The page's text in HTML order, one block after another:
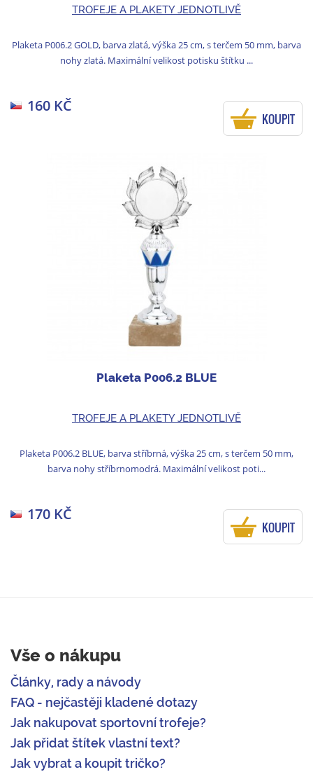
TROFEJE A PLAKETY JEDNOTLIVĚ
Plaketa P006.2 GOLD, barva zlatá, výška 25 cm, s terčem 50 mm, barva
nohy zlatá. Maximální velikost potisku štítku ...
160 KČ
KOUPIT
Plaketa P006.2 BLUE
TROFEJE A PLAKETY JEDNOTLIVĚ
Plaketa P006.2 BLUE, barva stříbrná, výška 25 cm, s terčem 50 mm,
barva nohy stříbrnomodrá. Maximální velikost poti...
170 KČ
KOUPIT
Vše o nákupu
Články, rady a návody
FAQ - nejčastěji kladené dotazy
Jak nakupovat sportovní trofeje?
Jak přidat štítek vlastní text?
Jak vybrat a koupit tričko?